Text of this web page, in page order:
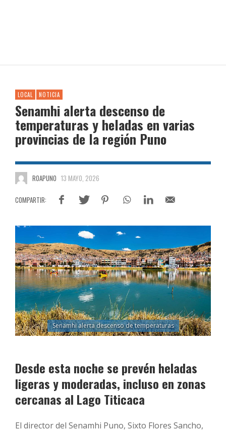
LOCAL NOTICIA
Senamhi alerta descenso de
temperaturas y heladas en varias
provincias de la región Puno
ROAPUNO 13 MAYO, 2026
Senamhi alerta descenso de temperaturas
Desde esta noche se prevén heladas
ligeras y moderadas, incluso en zonas
cercanas al Lago Titicaca
El director del Senamhi Puno, Sixto Flores Sancho,